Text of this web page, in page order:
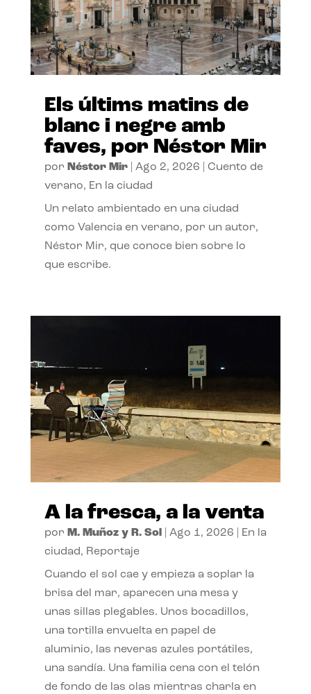
Els últims matins de
blanc i negre amb
faves, por Néstor Mir
por Néstor Mir| Ago 2, 2026
Cuento de
verano, En la ciudad
Un relato ambientado en una ciudad
como Valencia en verano, por un autor,
Néstor Mir, que conoce bien sobre lo
que escribe.
A la fresca, a la venta
por M. Muñoz y R. Sol| Ago 1, 2026
En la
ciudad, Reportaje
Cuando el sol cae y empieza a soplar la
brisa del mar, aparecen una mesa y
unas sillas plegables. Unos bocadillos,
una tortilla envuelta en papel de
aluminio, las neveras azules portátiles,
una sandía. Una familia cena con el telón
de fondo de las olas mientras charla en